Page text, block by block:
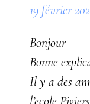
19 février
Bonjour
Bonne
Il y a des
l’ecole